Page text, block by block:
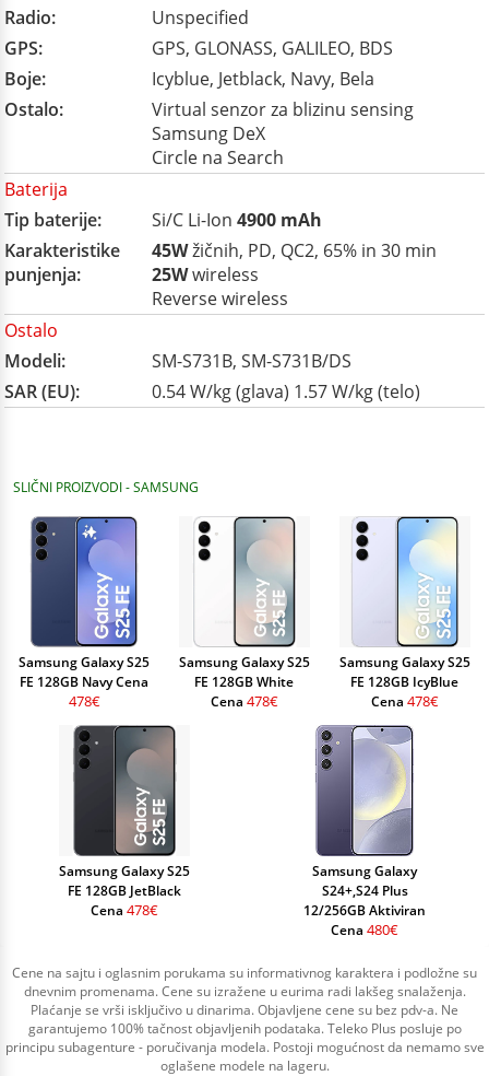
Radio:
Unspecified
GPS:
GPS, GLONASS, GALILEO, BDS
Boje:
Icyblue, Jetblack, Navy, Bela
Ostalo:
Virtual senzor za blizinu sensing
Samsung DeX
Circle na Search
Baterija
Tip baterije:
Si/C Li-Ion 4900 mAh
Karakteristike
punjenja:
45Wžičnih, PD, QC2, 65% in 30 min
25Wwireless
Reverse wireless
Ostalo
Modeli:
SM-S731B, SM-S731B/DS
SAR (EU):
0.54 W/kg (glava) 1.57 W/kg (telo)
SLIČNI PROIZVODI - SAMSUNG
Samsung Galaxy S25
FE 128GB Navy Cena
478€
Samsung Galaxy S25
FE 128GB White
Cena 478€
Samsung Galaxy S25
FE 128GB IcyBlue
Cena 478€
Samsung Galaxy S25
FE 128GB JetBlack
Cena 478€
Samsung Galaxy
S24+,S24 Plus
12/256GB Aktiviran
Cena 480€
Cene na sajtu i oglasnim porukama su informativnog karaktera i podložne su
dnevnim promenama. Cene su izražene u eurima radi lakšeg snalaženja.
Plaćanje se vrši isključivo u dinarima. Objavljene cene su bez pdv-a. Ne
garantujemo 100% tačnost objavljenih podataka. Teleko Plus posluje po
principu subagenture - poručivanja modela. Postoji mogućnost da nemamo sve
oglašene modele na lageru.